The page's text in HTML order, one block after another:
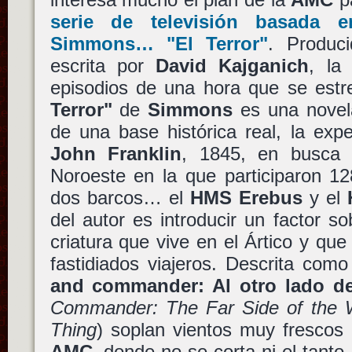
serie de televisión
Simmons… "El Terror".
escrita por David Kajganich, la
episodios de una hora que se
Terror" deSimmons es una
de una base histórica real, la
John Franklin, 1845, en busca
Noroeste en la que participaron
dos barcos… el HMS Erebusy el
del autor es introducir un factor
criatura que vive en el Ártico y
fastidiados viajeros. Descrita
and commander: Al otro lado
Commander: The Far Side of the
Thing) soplan vientos muy